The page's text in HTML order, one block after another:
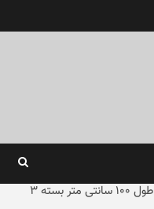
کتیبه پرده طرح گل رز مدل R105 طول ۱۰۰ سانتی متر بسته ۳